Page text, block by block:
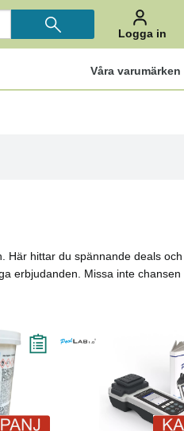
Logga in
Våra varumärken
hittar du spännande deals
erbjudanden. Missa inte
Läs mer Köp